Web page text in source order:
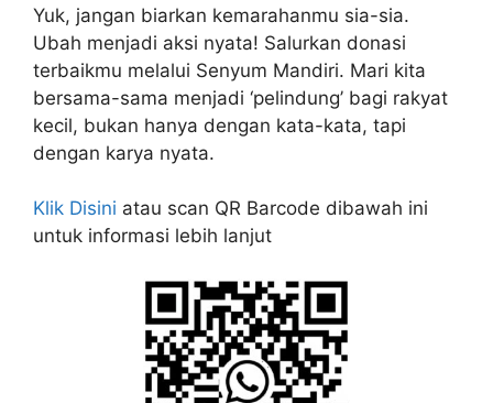
Yuk, jangan biarkan kemarahanmu sia-sia.
Ubah menjadi aksi nyata! Salurkan donasi
terbaikmu melalui Senyum Mandiri. Mari kita
bersama-sama menjadi ‘pelindung’ bagi rakyat
kecil, bukan hanya dengan kata-kata, tapi
dengan karya nyata.
Klik Disini atau scan QR Barcode dibawah ini
untuk informasi lebih lanjut